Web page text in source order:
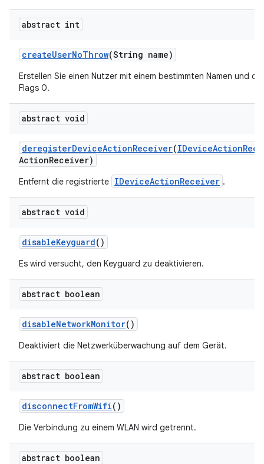
abstract int
createUserNoThrow(String name)
Erstellen Sie einen Nutzer mit einem bestimmten Namen und
Flags 0.
abstract void
deregisterDeviceActionReceiver(IDeviceAction
ActionReceiver)
Entfernt die registrierte IDeviceActionReceiver .
abstract void
disableKeyguard()
Es wird versucht, den Keyguard zu deaktivieren.
abstract boolean
disableNetworkMonitor()
Deaktiviert die Netzwerküberwachung auf dem Gerät.
abstract boolean
disconnectFromWifi()
Die Verbindung zu einem WLAN wird getrennt.
abstract boolean